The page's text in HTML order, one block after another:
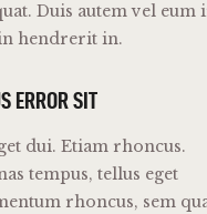
Duis autem vel eum
hendrerit in.
ERROR SIT
dui. Etiam rhoncus.
tempus, tellus eget
rhoncus, sem